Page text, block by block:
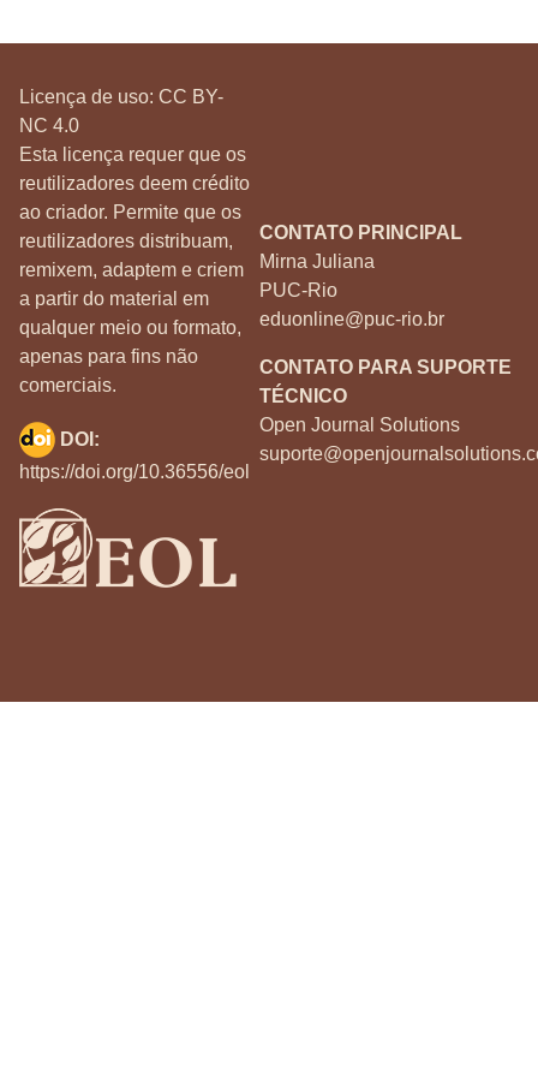
Licença de uso: CC BY-
NC 4.0
Esta licença requer que os
reutilizadores deem crédito
ao criador. Permite que os
reutilizadores distribuam,
remixem, adaptem e criem
a partir do material em
qualquer meio ou formato,
apenas para fins não
comerciais.
CONTATO PRINCIPAL
Mirna Juliana
PUC-Rio
eduonline@puc-rio.br
CONTATO PARA SUPORTE
TÉCNICO
Open Journal Solutions
DOI:
https://doi.org/10.36556/eol